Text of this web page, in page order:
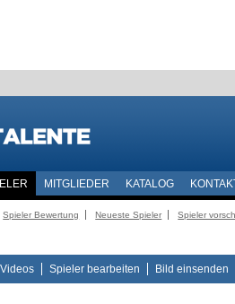
MITGLIEDER KATALOG
Spieler Bewertung Neueste Spieler
Spieler
Videos Spieler bearbeiten Bild einsenden